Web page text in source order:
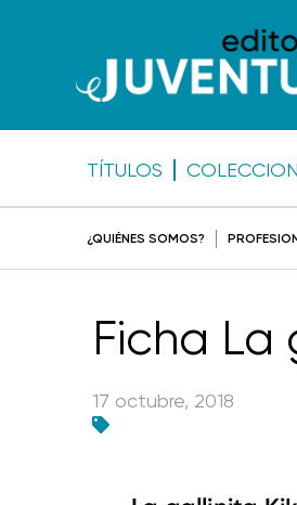
TÍTULOS
¿QUIÉNES SOMOS?
Ficha La
17 octubre, 2018